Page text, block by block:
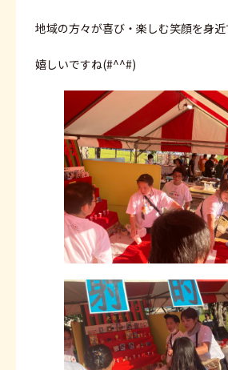
地域の方々が喜び・楽しむ笑顔を身
嬉しいですね(#^^#)